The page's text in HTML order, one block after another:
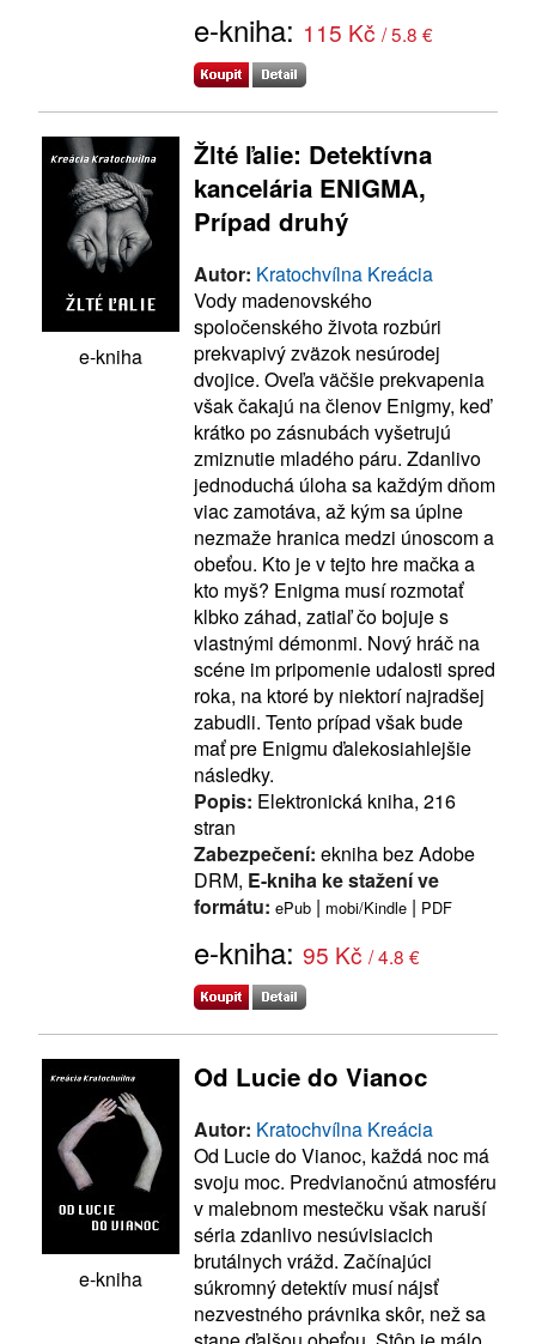
e-kniha: 115 Kč / 5.8 €
e-kniha
Žlté ľalie: Detektívna
kancelária ENIGMA,
Prípad druhý
Autor: Kratochvílna Kreácia
Vody madenovského
spoločenského života rozbúri
prekvapivý zväzok nesúrodej
dvojice. Oveľa väčšie prekvapenia
však čakajú na členov Enigmy, keď
krátko po zásnubách vyšetrujú
zmiznutie mladého páru. Zdanlivo
jednoduchá úloha sa každým dňom
viac zamotáva, až kým sa úplne
nezmaže hranica medzi únoscom a
obeťou. Kto je v tejto hre mačka a
kto myš? Enigma musí rozmotať
klbko záhad, zatiaľ čo bojuje s
vlastnými démonmi. Nový hráč na
scéne im pripomenie udalosti spred
roka, na ktoré by niektorí najradšej
zabudli. Tento prípad však bude
mať pre Enigmu ďalekosiahlejšie
následky.
Popis: Elektronická kniha, 216
stran
Zabezpečení: ekniha bez Adobe
DRM, E-kniha ke stažení ve
formátu: ePub | mobi/Kindle | PDF
e-kniha: 95 Kč / 4.8 €
e-kniha
Od Lucie do Vianoc
Autor: Kratochvílna Kreácia
Od Lucie do Vianoc, každá noc má
svoju moc. Predvianočnú atmosféru
v malebnom mestečku však naruší
séria zdanlivo nesúvisiacich
brutálnych vrážd. Začínajúci
súkromný detektív musí nájsť
nezvestného právnika skôr, než sa